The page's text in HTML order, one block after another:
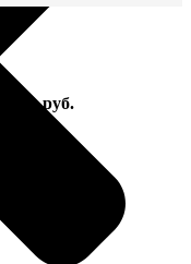
Цена, руб.